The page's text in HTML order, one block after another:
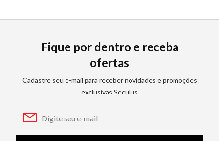
Fique por dentro e receba
ofertas
Cadastre seu e-mail para receber novidades e promoções
exclusivas Seculus